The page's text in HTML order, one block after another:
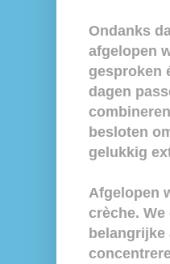
Ondanks
afgelopen
gesproken
dagen
besloten
gelukkig
Afgelopen
crèche.
belangrijke